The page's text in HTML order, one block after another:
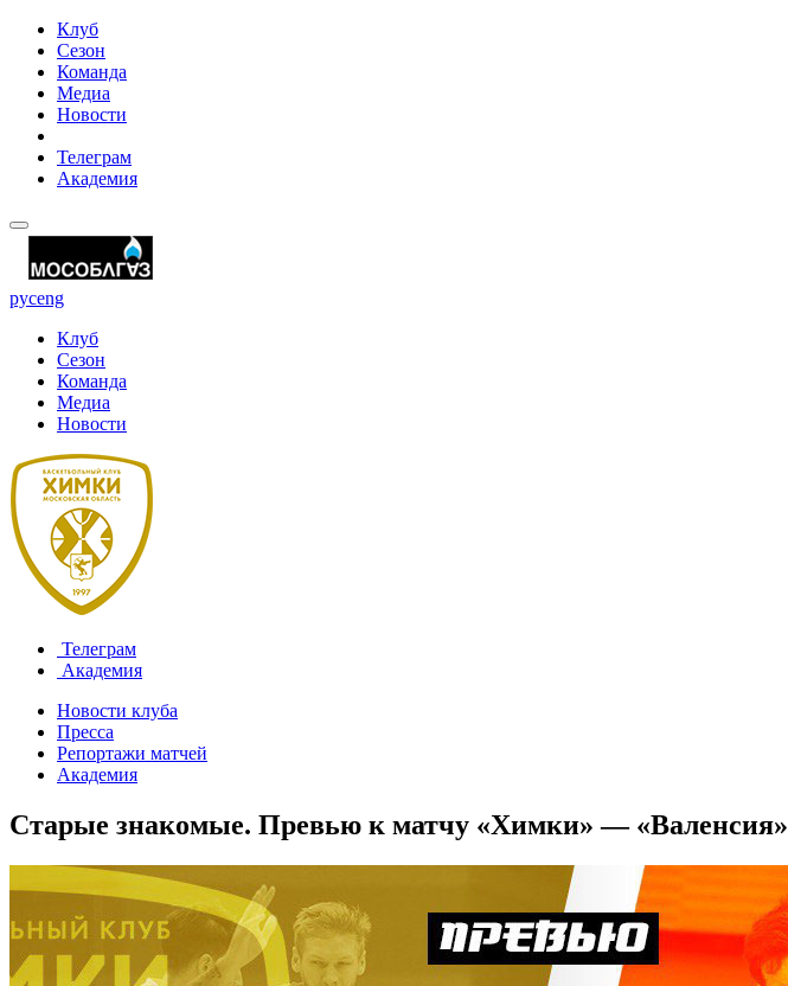
Клуб
Сезон
Команда
Медиа
Новости
Телеграм
Академия
русeng
Клуб
Сезон
Команда
Медиа
Новости
Телеграм
Академия
Новости клуба
Пресса
Репортажи матчей
Академия
Старые знакомые. Превью к матчу «Химки» — «Валенсия»